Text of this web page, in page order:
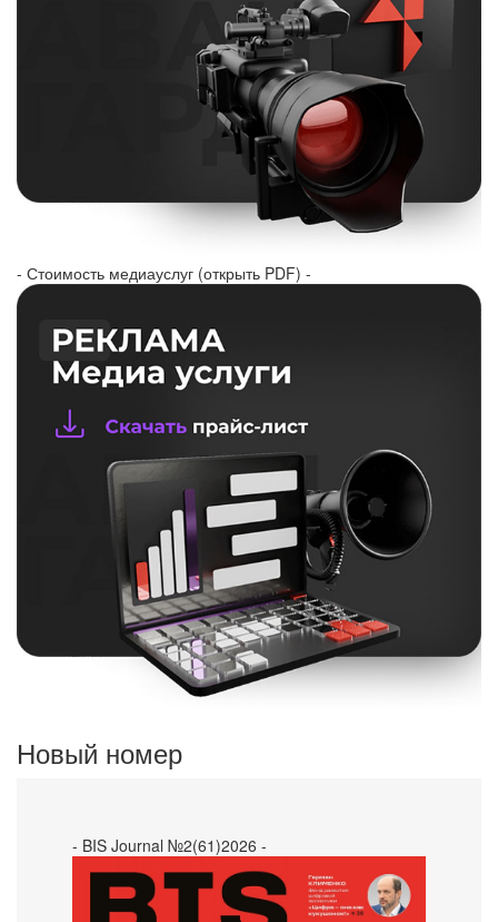
- Стоимость медиауслуг (открыть PDF) -
Новый номер
- BIS Journal №2(61)2026 -